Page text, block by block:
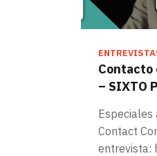
Contacto
– SIXTO
Especiales
Contact
entrevista: